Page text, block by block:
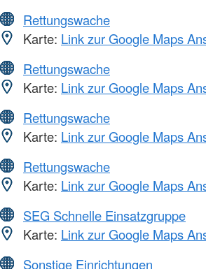
Rettungswache
Karte: Link zur Google Maps
Rettungswache
Karte: Link zur Google Maps
Rettungswache
Karte: Link zur Google Maps
Rettungswache
Karte: Link zur Google Maps
SEG Schnelle Einsatzgruppe
Karte: Link zur Google Maps
Sonstige Einrichtungen